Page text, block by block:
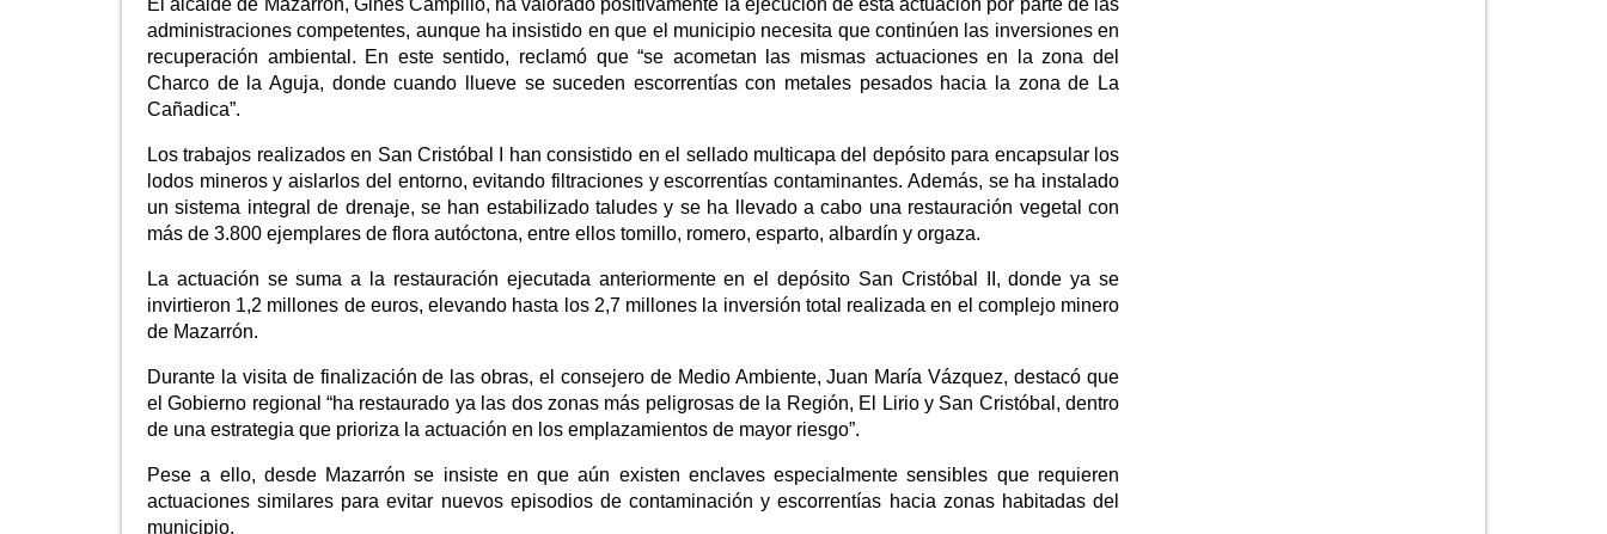
El alcalde de Mazarrón, Ginés Campillo, ha valorado positivamente la ejecución de esta actuación por parte de las
administraciones competentes, aunque ha insistido en que el municipio necesita que continúen las inversiones en
recuperación ambiental. En este sentido, reclamó que “se acometan las mismas actuaciones en la zona del
Charco de la Aguja, donde cuando llueve se suceden escorrentías con metales pesados hacia la zona de La
Cañadica”.
Los trabajos realizados en San Cristóbal I han consistido en el sellado multicapa del depósito para encapsular los
lodos mineros y aislarlos del entorno, evitando filtraciones y escorrentías contaminantes. Además, se ha instalado
un sistema integral de drenaje, se han estabilizado taludes y se ha llevado a cabo una restauración vegetal con
más de 3.800 ejemplares de flora autóctona, entre ellos tomillo, romero, esparto, albardín y orgaza.
La actuación se suma a la restauración ejecutada anteriormente en el depósito San Cristóbal II, donde ya se
invirtieron 1,2 millones de euros, elevando hasta los 2,7 millones la inversión total realizada en el complejo minero
de Mazarrón.
Durante la visita de finalización de las obras, el consejero de Medio Ambiente, Juan María Vázquez, destacó que
el Gobierno regional “ha restaurado ya las dos zonas más peligrosas de la Región, El Lirio y San Cristóbal, dentro
de una estrategia que prioriza la actuación en los emplazamientos de mayor riesgo”.
Pese a ello, desde Mazarrón se insiste en que aún existen enclaves especialmente sensibles que requieren
actuaciones similares para evitar nuevos episodios de contaminación y escorrentías hacia zonas habitadas del
municipio.